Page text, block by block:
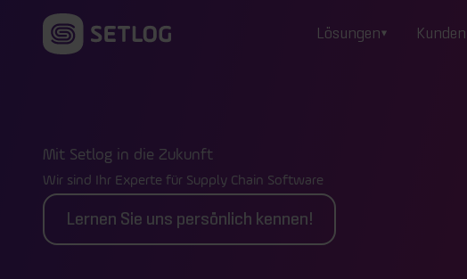
Lösungen Kunden
Mit Setlog in die Zukunft
Wir sind Ihr Experte für Supply Chain Software
Lernen Sie uns persönlich kennen!